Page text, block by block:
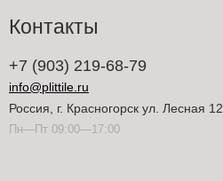
Контакты
+7 (903) 219-68-79
info@plittile.ru
Россия, г. Красногорск ул. Лесная 12
Пн—Пт 09:00—17:00